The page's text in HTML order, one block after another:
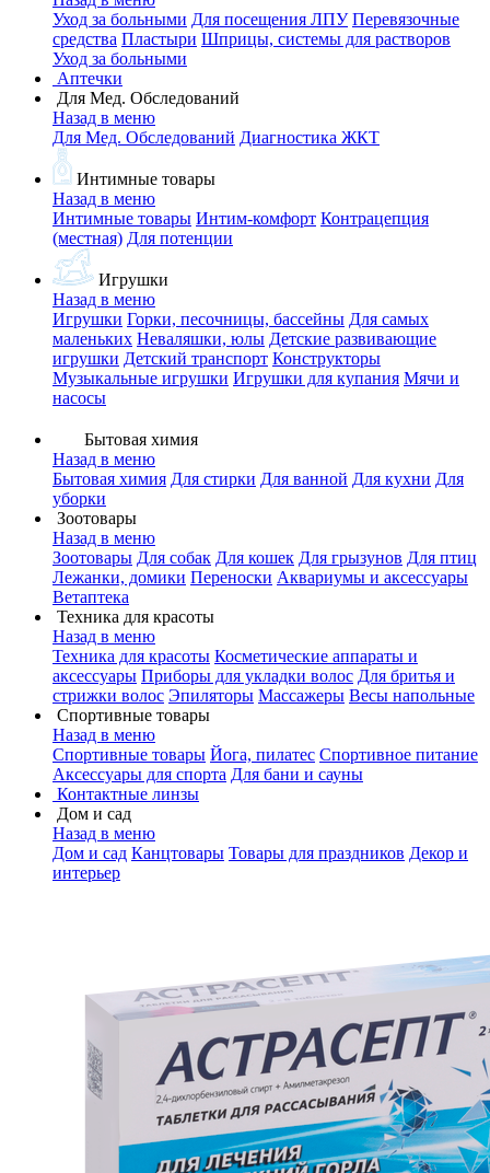
Уход за больными Для посещения ЛПУ Перевязочные
средства Пластыри Шприцы, системы для растворов
Уход за больными
Аптечки
Для Мед. Обследований
Назад в меню
Для Мед. Обследований Диагностика ЖКТ
Интимные товары
Назад в меню
Интимные товары Интим-комфорт Контрацепция
(местная) Для потенции
Игрушки
Назад в меню
Игрушки Горки, песочницы, бассейны Для самых
маленьких Неваляшки, юлы Детские развивающие
игрушки Детский транспорт Конструкторы
Музыкальные игрушки Игрушки для купания Мячи и
насосы
Бытовая химия
Назад в меню
Бытовая химия Для стирки Для ванной Для кухни Для
уборки
Зоотовары
Назад в меню
Зоотовары Для собак Для кошек Для грызунов Для птиц
Лежанки, домики Переноски Аквариумы и аксессуары
Ветаптека
Техника для красоты
Назад в меню
Техника для красоты Косметические аппараты и
аксессуары Приборы для укладки волос Для бритья и
стрижки волос Эпиляторы Массажеры Весы напольные
Спортивные товары
Назад в меню
Спортивные товары Йога, пилатес Спортивное питание
Аксессуары для спорта Для бани и сауны
Контактные линзы
Дом и сад
Назад в меню
Дом и сад Канцтовары Товары для праздников Декор и
интерьер